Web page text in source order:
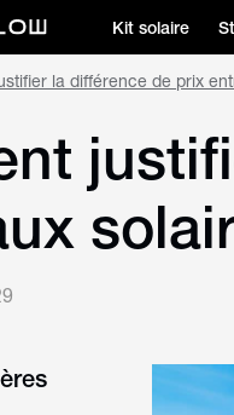
Kit solaire
la différence de prix